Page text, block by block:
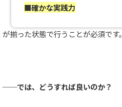
■確かな実践力
が揃った状態で行うことが必須です。
──では、どうすれば良いのか？